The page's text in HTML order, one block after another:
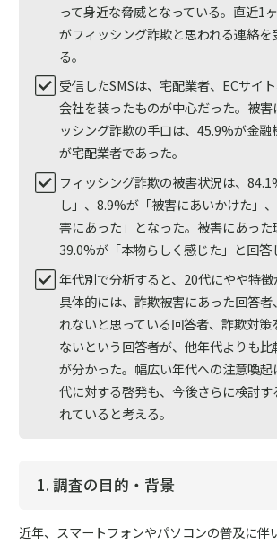
って身近な脅威となっている。直近1
がフィッシング詐欺と思われる連絡を
る。
受信したSMSは、宅配業者、ECサイ
会社を装ったものが中心だった。被害
ッシング詐欺の手口は、45.9%が金融
が宅配業者であった。
フィッシング詐欺の被害状況は、
し」、8.9%が「被害にあいかけた」
害にあった」となった。被害にあった
39.0%が「本物らしく感じた」と回答
年代別で分析すると、20代にやや特徴
具体的には、詐欺被害にあった回答者
れないと思っている回答者、詐欺対策
ないという回答者が、他年代よりも比
が分かった。幅広い年代への注意喚起
代に対する啓発も、今後さらに検討す
れていると考える。
1. 調査の目的・背景
近年、スマートフォンやパソコンの普及に伴